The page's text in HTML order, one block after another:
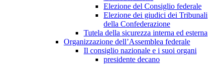
Elezione del Consiglio federale
Elezione dei giudici dei Tribunali
della Confederazione
Tutela della sicurezza interna ed esterna
Organizzazione dell’Assemblea federale
Il consiglio nazionale e i suoi organi
presidente decano